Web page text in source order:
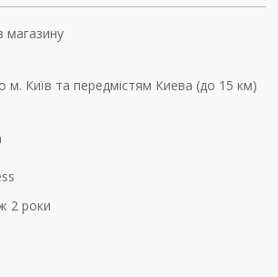
магазину
м. Київ та передмістям Киева (до 15 км)
2 роки